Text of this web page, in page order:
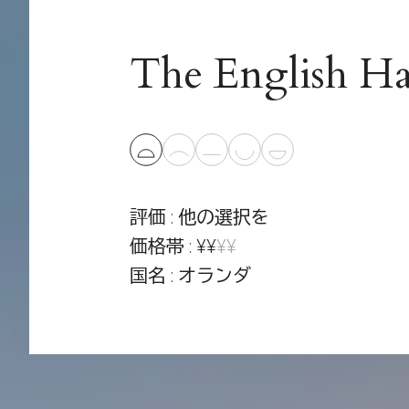
The English
評価 : 他の選択を
価格帯 : ¥¥¥¥
国名 : オランダ